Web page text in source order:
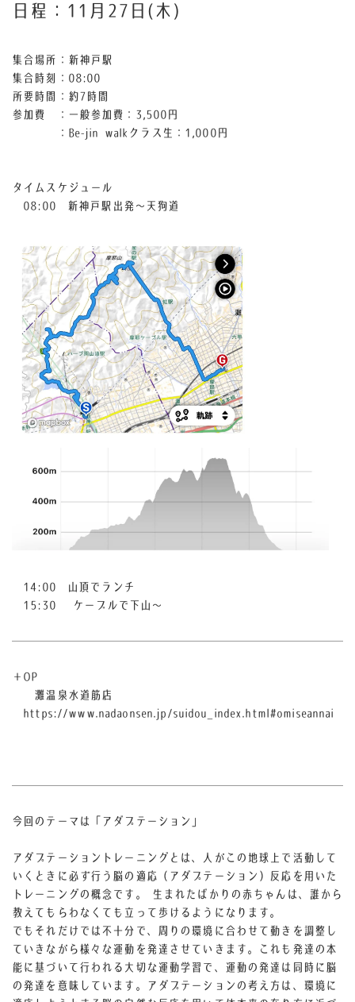
日程：11月27日(木)
集合場所：新神戸駅
集合時刻：08:00
所要時間：約7時間
参加費 ：一般参加費：3,500円
：Be-jin walkクラス生：1,000円
タイムスケジュール
08:00 新神戸駅出発〜天狗道
14:00 山頂でランチ
15:30
ケーブルで下山〜
＋OP
灘温泉水道筋店
https://www.nadaonsen.jp/suidou_index.html#omiseannai
今回のテーマは「アダプテーション」
アダプテーショントレーニングとは、人がこの地球上で活動して
いくときに必ず行う脳の適応（アダプテーション）反応を用いた
トレーニングの概念です。 生まれたばかりの赤ちゃんは、誰から
教えてもらわなくても立って歩けるようになります。
でもそれだけでは不十分で、周りの環境に合わせて動きを調整し
ていきながら様々な運動を発達させていきます。これも発達の本
能に基づいて行われる大切な運動学習で、運動の発達は同時に脳
の発達を意味しています。アダプテーションの考え方は、環境に